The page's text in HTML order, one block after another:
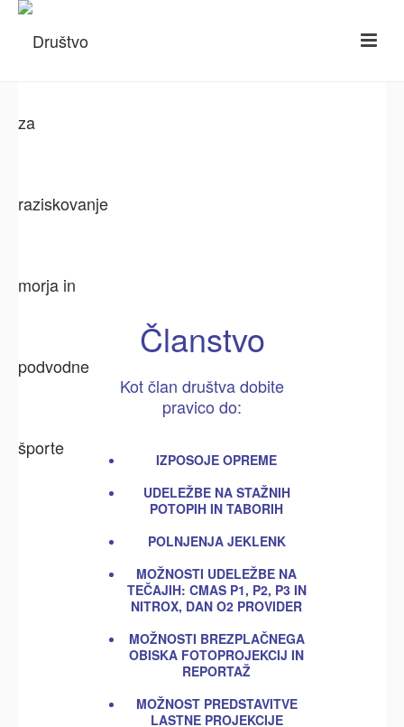
Članstvo
Kot član društva dobite
pravico do:
IZPOSOJE OPREME
UDELEŽBE NA STAŽNIH
POTOPIH IN TABORIH
POLNJENJA JEKLENK
MOŽNOSTI UDELEŽBE NA
TEČAJIH: CMAS P1, P2, P3 IN
NITROX, DAN O2 PROVIDER
MOŽNOSTI BREZPLAČNEGA
OBISKA FOTOPROJEKCIJ IN
REPORTAŽ
MOŽNOST PREDSTAVITVE
LASTNE PROJEKCIJE